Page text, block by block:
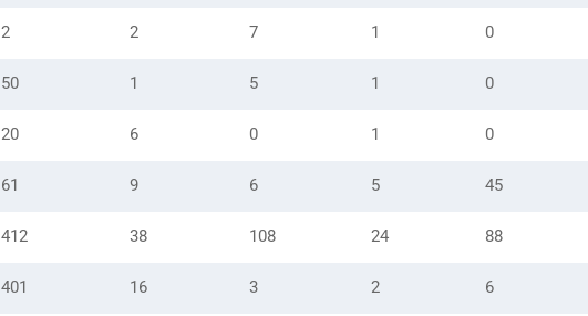
2 2 7 1 0
50 1 5 1 0
20 6 0 1 0
61 9 6 5 45
412 38 108 24 88
401 16 3 2 6